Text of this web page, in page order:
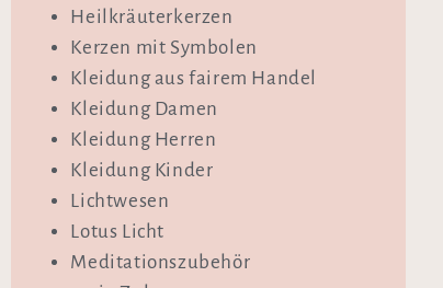
Heilkräuterkerzen
Kerzen mit Symbolen
Kleidung aus fairem Handel
Kleidung Damen
Kleidung Herren
Kleidung Kinder
Lichtwesen
Lotus Licht
Meditationszubehör